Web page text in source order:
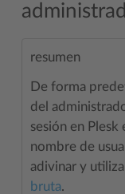
resumen
De forma
del
sesión en Plesk
nombre de
adivinar y
bruta.